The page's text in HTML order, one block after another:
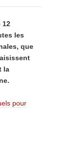
12
les
que
la
pour